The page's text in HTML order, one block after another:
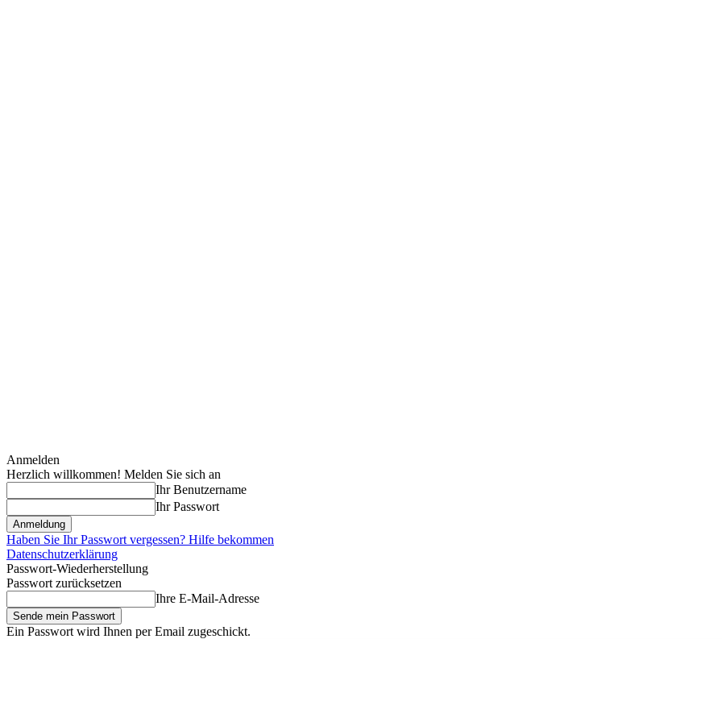
Anmelden
Herzlich willkommen! Melden Sie sich an
Ihr Benutzername
Ihr Passwort
Haben Sie Ihr Passwort vergessen? Hilfe bekommen
Datenschutzerklärung
Passwort-Wiederherstellung
Passwort zurücksetzen
Ihre E-Mail-Adresse
Ein Passwort wird Ihnen per Email zugeschickt.